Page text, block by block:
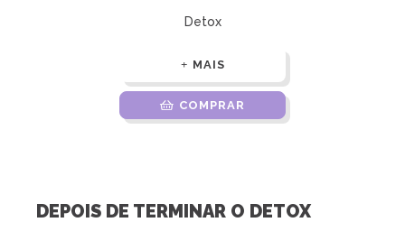
Detox
MAIS
COMPRAR
DEPOIS DE TERMINAR O DETOX